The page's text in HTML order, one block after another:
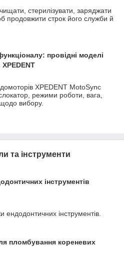
стерилізувати, заряджати
продовжити строк його служби й
провідні моделі
XPEDENT MotoSync
режими роботи, вага,
вибору.
та інструменти
інструментів
інструментів.
пломбування кореневих